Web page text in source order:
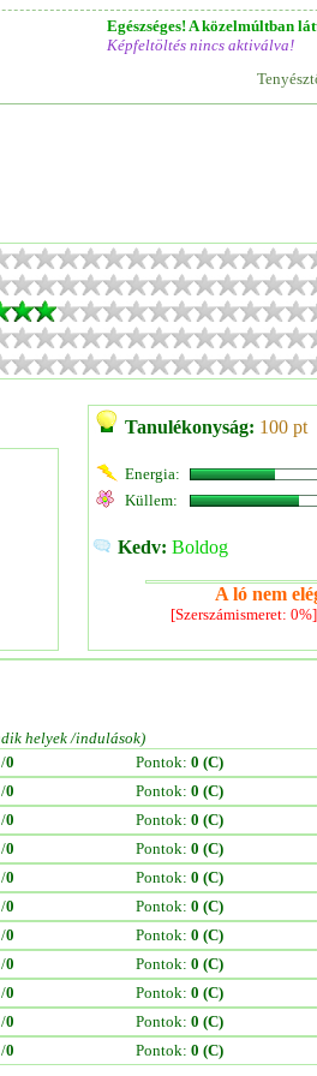
Egészséges! A közelmúltban
Képfeltöltés nincs aktiválva!
Tanulékonyság: 100 pt
Energia:
Küllem:
Kedv: Boldog
A ló nem
[Szerszámismeret:
helyek /indulások)
0 Pontok: 0 (C)
0 Pontok: 0 (C)
0 Pontok: 0 (C)
0 Pontok: 0 (C)
0 Pontok: 0 (C)
0 Pontok: 0 (C)
0 Pontok: 0 (C)
0 Pontok: 0 (C)
0 Pontok: 0 (C)
0 Pontok: 0 (C)
0 Pontok: 0 (C)